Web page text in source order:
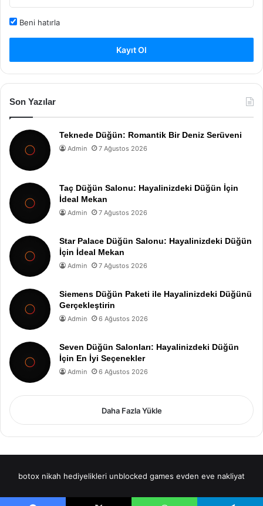
Beni hatırla
Kayıt Ol
Son Yazılar
Teknede Düğün: Romantik Bir Deniz Serüveni
Admin 7 Ağustos 2026
Taç Düğün Salonu: Hayalinizdeki Düğün İçin
İdeal Mekan
Admin 7 Ağustos 2026
Star Palace Düğün Salonu: Hayalinizdeki Düğün
İçin İdeal Mekan
Admin 7 Ağustos 2026
Siemens Düğün Paketi ile Hayalinizdeki Düğünü
Gerçekleştirin
Admin 6 Ağustos 2026
Seven Düğün Salonları: Hayalinizdeki Düğün
İçin En İyi Seçenekler
Admin 6 Ağustos 2026
Daha Fazla Yükle
botox nikah hediyelikleri unblocked games evden eve nakliyat